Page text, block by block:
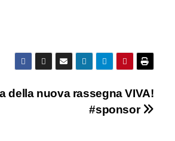
della nuova rassegna VIVA!
#sponsor